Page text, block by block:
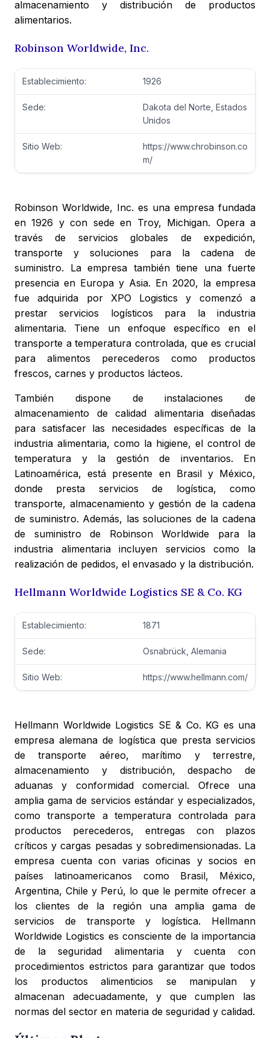
almacenamiento y distribución de productos
alimentarios.
Robinson Worldwide, Inc.
Establecimiento: 1926
Sede:
Dakota del Norte, Estados
Unidos
Sitio Web:
https://www.chrobinson.co
m/
Robinson Worldwide, Inc. es una empresa fundada
en 1926 y con sede en Troy, Michigan. Opera a
través de servicios globales de expedición,
transporte y soluciones para la cadena de
suministro. La empresa también tiene una fuerte
presencia en Europa y Asia. En 2020, la empresa
fue adquirida por XPO Logistics y comenzó a
prestar servicios logísticos para la industria
alimentaria. Tiene un enfoque específico en el
transporte a temperatura controlada, que es crucial
para alimentos perecederos como productos
frescos, carnes y productos lácteos.
También dispone de instalaciones de
almacenamiento de calidad alimentaria diseñadas
para satisfacer las necesidades específicas de la
industria alimentaria, como la higiene, el control de
temperatura y la gestión de inventarios. En
Latinoamérica, está presente en Brasil y México,
donde presta servicios de logística, como
transporte, almacenamiento y gestión de la cadena
de suministro. Además, las soluciones de la cadena
de suministro de Robinson Worldwide para la
industria alimentaria incluyen servicios como la
realización de pedidos, el envasado y la distribución.
Hellmann Worldwide Logistics SE & Co. KG
Establecimiento: 1871
Sede: Osnabrück, Alemania
Sitio Web: https://www.hellmann.com/
Hellmann Worldwide Logistics SE & Co. KG es una
empresa alemana de logística que presta servicios
de transporte aéreo, marítimo y terrestre,
almacenamiento y distribución, despacho de
aduanas y conformidad comercial. Ofrece una
amplia gama de servicios estándar y especializados,
como transporte a temperatura controlada para
productos perecederos, entregas con plazos
críticos y cargas pesadas y sobredimensionadas. La
empresa cuenta con varias oficinas y socios en
países latinoamericanos como Brasil, México,
Argentina, Chile y Perú, lo que le permite ofrecer a
los clientes de la región una amplia gama de
servicios de transporte y logística. Hellmann
Worldwide Logistics es consciente de la importancia
de la seguridad alimentaria y cuenta con
procedimientos estrictos para garantizar que todos
los productos alimenticios se manipulan y
almacenan adecuadamente, y que cumplen las
normas del sector en materia de seguridad y calidad.